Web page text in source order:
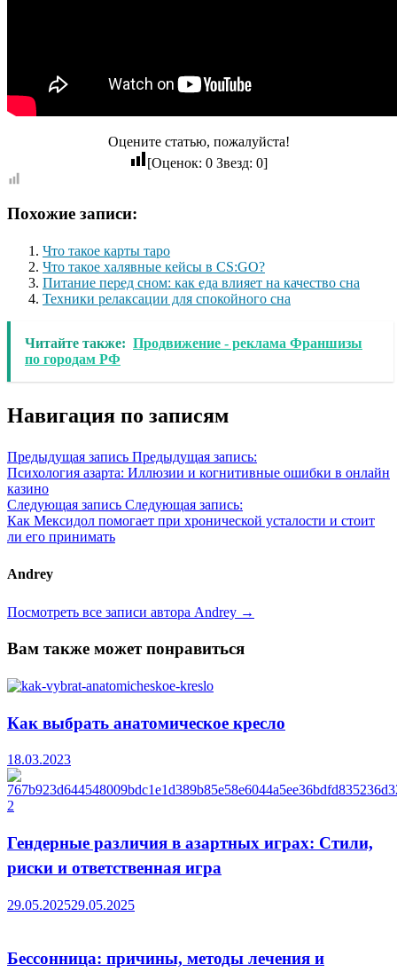
Оцените статью, пожалуйста!
[Оценок: 0 Звезд: 0]
Похожие записи:
Что такое карты таро
Что такое халявные кейсы в CS:GO?
Питание перед сном: как еда влияет на качество сна
Техники релаксации для спокойного сна
Читайте также: Продвижение - реклама Франшизы
по городам РФ
Навигация по записям
Предыдущая запись Предыдущая запись:
Психология азарта: Иллюзии и когнитивные ошибки в онлайн
казино
Следующая запись Следующая запись:
Как Мексидол помогает при хронической усталости и стоит
ли его принимать
Andrey
Посмотреть все записи автора Andrey →
Вам также может понравиться
Как выбрать анатомическое кресло
18.03.2023
Гендерные различия в азартных играх: Стили,
риски и ответственная игра
29.05.202529.05.2025
Бессонница: причины, методы лечения и